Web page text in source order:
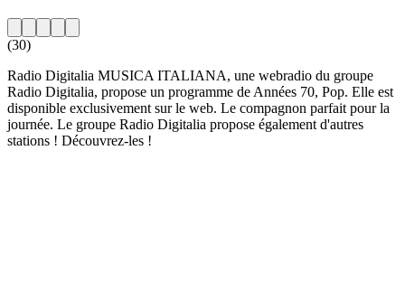
(30)
Radio Digitalia MUSICA ITALIANA, une webradio du groupe
Radio Digitalia, propose un programme de Années 70, Pop. Elle est
disponible exclusivement sur le web. Le compagnon parfait pour la
journée. Le groupe Radio Digitalia propose également d'autres
stations ! Découvrez-les !